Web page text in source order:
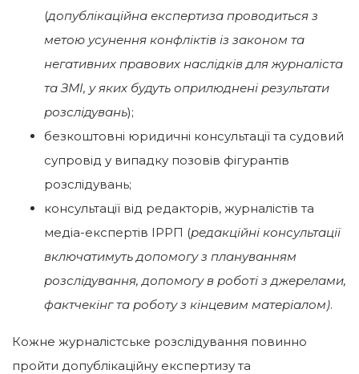
(допублікаційна експертиза проводиться з
метою усунення конфліктів із законом та
негативних правових наслідків для журналіста
та ЗМІ, у яких будуть оприлюднені результати
розслідувань);
безкоштовні юридичні консультації та судовий
супровід у випадку позовів фігурантів
розслідувань;
консультації від редакторів, журналістів та
медіа-експертів ІРРП (редакційні консультації
включатимуть допомогу з плануванням
розслідування, допомогу в роботі з джерелами,
фактчекінг та роботу з кінцевим матеріалом).
Кожне журналістське розслідування повинно
пройти допублікаційну експертизу та